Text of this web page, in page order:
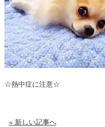
☆熱中症に注意☆
« 新しい記事へ